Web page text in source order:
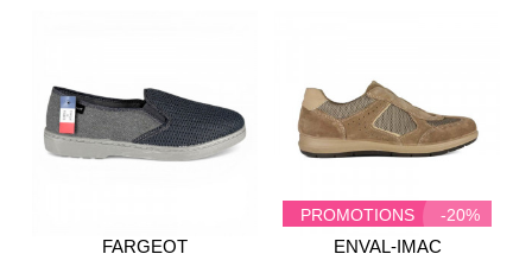
FARGEOT
PROMOTIONS -20%
ENVAL-IMAC